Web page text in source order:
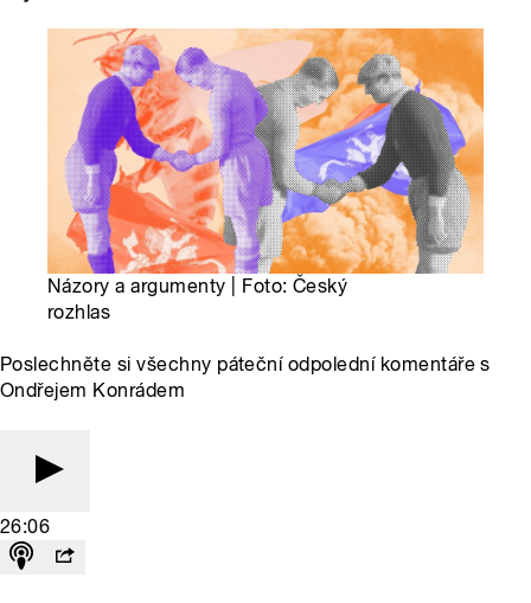
Názory a argumenty | Foto: Český
rozhlas
Poslechněte si všechny páteční odpolední komentáře s
Ondřejem Konrádem
26:06